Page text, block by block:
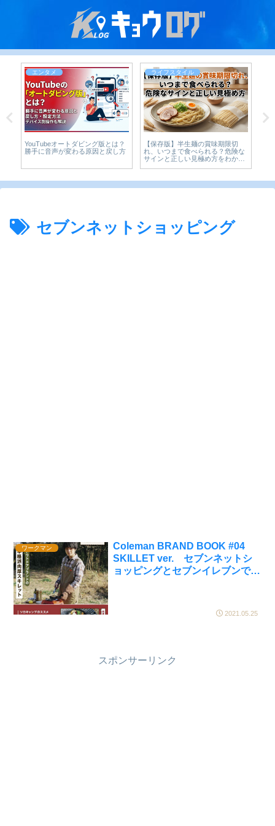
エンタメ
YouTubeオートダビング版とは？
勝手に音声が変わる原因と戻し方
ライフスタイル
【保存版】半生麺の賞味期限切
れ、いつまで食べられる？危険な
サインと正しい見極め方をわかり
セブンネットショッピング
ワークマン
Coleman BRAND BOOK #04
SKILLET ver. セブンネットシ
ョッピングとセブンイレブンで発
2021.05.25
スポンサーリンク